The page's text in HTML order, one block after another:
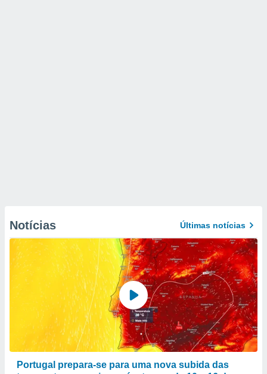
Notícias Últimas notícias
Portugal prepara-se para uma nova subida das